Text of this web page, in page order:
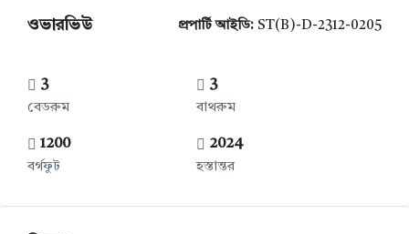
ওভারভিউ প্রপার্টি আইডি: ST(B)-D-2312-0205
3
বেডরুম
3
বাথরুম
1200
বর্গফুট
2024
হস্তান্তর